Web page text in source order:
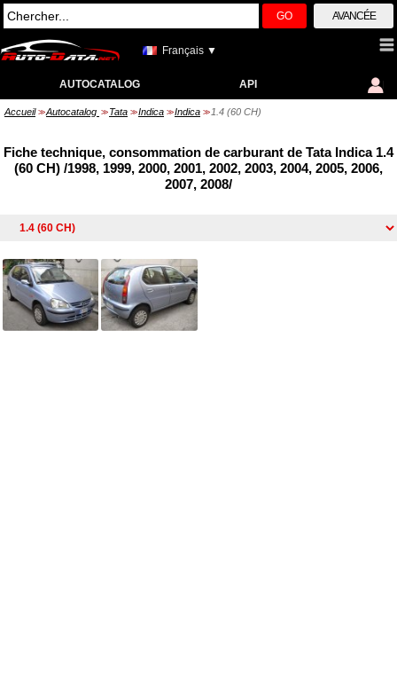
GO AVANCÉE
Français ▼
AUTOCATALOG API
Accueil >> Autocatalog >> Tata >> Indica >> Indica >> 1.4 (60 CH)
Fiche technique, consommation de carburant de Tata Indica 1.4
(60 CH) /1998, 1999, 2000, 2001, 2002, 2003, 2004, 2005, 2006,
2007, 2008/